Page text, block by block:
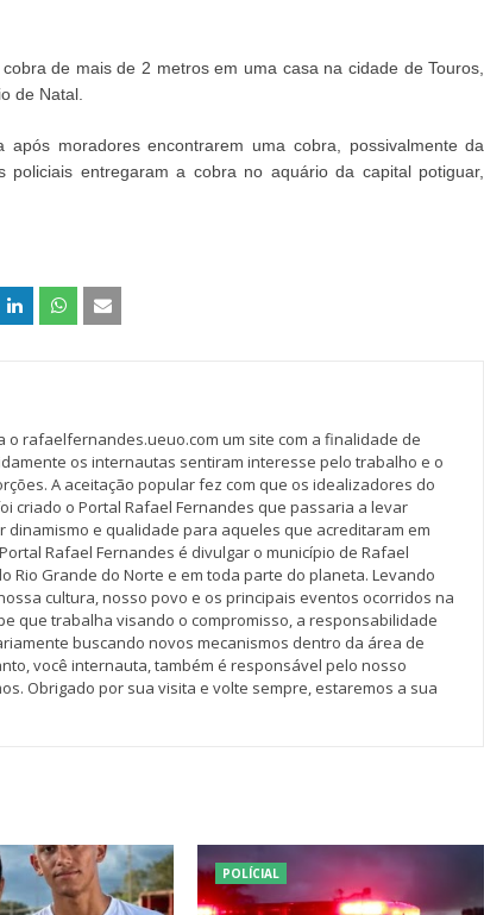
de mais de 2 metros em uma casa na cidade de Touros,
de Natal.
moradores encontrarem uma cobra, possivalmente da
entregaram a cobra no aquário da capital potiguar,
o rafaelfernandes.ueuo.com um site com a finalidade de
os internautas sentiram interesse pelo trabalho e o
A aceitação popular fez com que os idealizadores do
criado o Portal Rafael Fernandes que passaria a levar
e qualidade para aqueles que acreditaram em
Rafael Fernandes é divulgar o município de Rafael
Rio Grande do Norte e em toda parte do planeta. Levando
cultura, nosso povo e os principais eventos ocorridos na
que trabalha visando o compromisso, a responsabilidade
buscando novos mecanismos dentro da área de
você internauta, também é responsável pelo nosso
Obrigado por sua visita e volte sempre, estaremos a sua
POLÍCIAL